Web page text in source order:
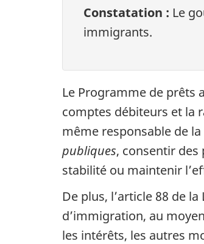
Constatation : Le
immigrants.
Le Programme de prêts
comptes débiteurs et la
même responsable de
publiques, consentir
stabilité ou maintenir
De plus, l’article 88 de
d’immigration, au
les intérêts, les autres